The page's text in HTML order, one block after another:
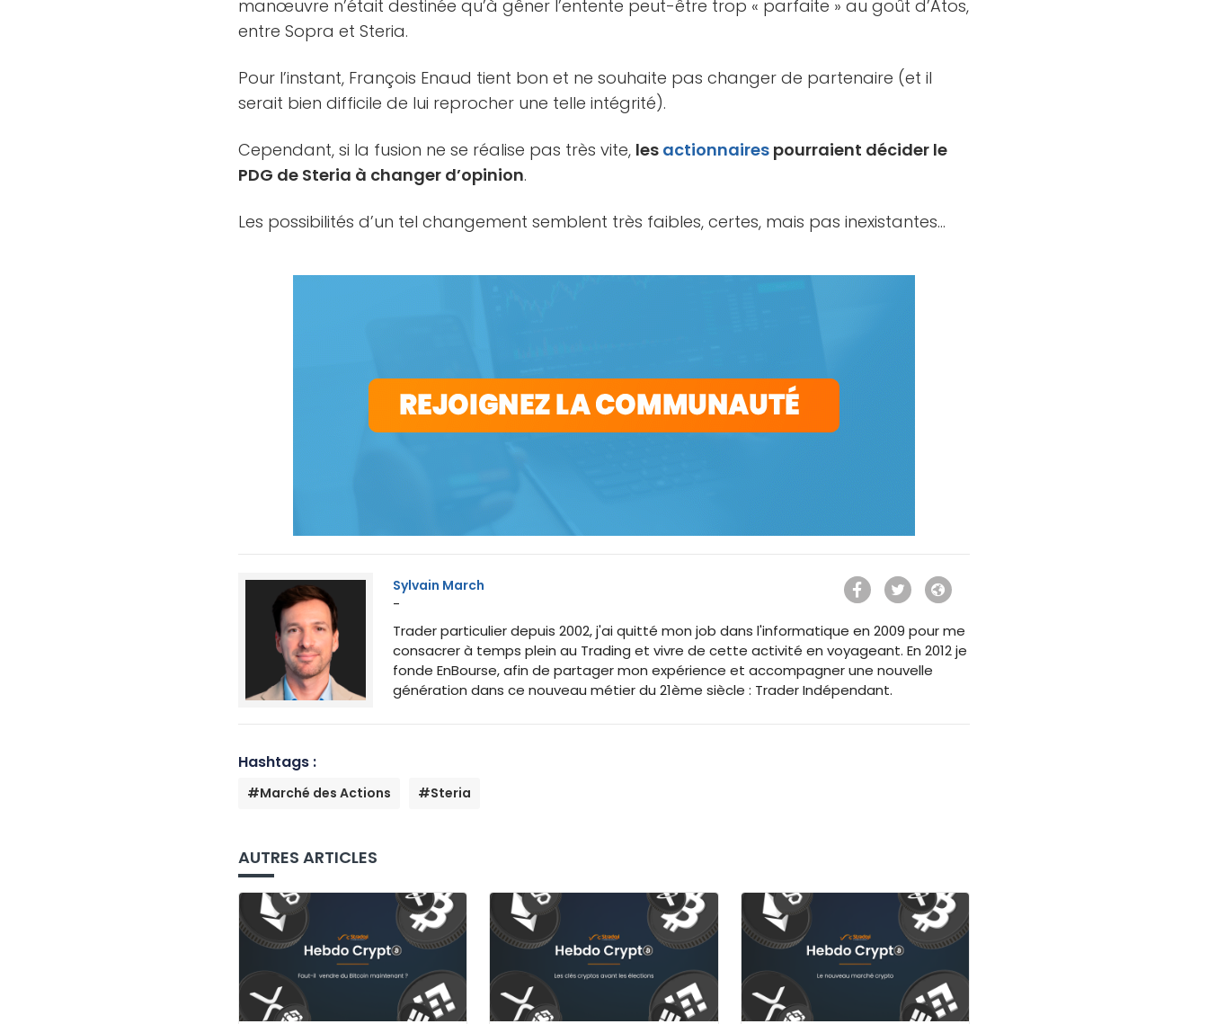
manœuvre n’était destinée qu’à gêner l’entente peut-être trop « parfaite » au goût d’Atos,
entre Sopra et Steria.
Pour l’instant, François Enaud tient bon et ne souhaite pas changer de partenaire (et il
serait bien difficile de lui reprocher une telle intégrité).
Cependant, si la fusion ne se réalise pas très vite, les actionnaires pourraient décider le
PDG de Steria à changer d’opinion.
Les possibilités d’un tel changement semblent très faibles, certes, mais pas inexistantes…
Sylvain March
-
Trader particulier depuis 2002, j'ai quitté mon job dans l'informatique en 2009 pour me
consacrer à temps plein au Trading et vivre de cette activité en voyageant. En 2012 je
fonde EnBourse, afin de partager mon expérience et accompagner une nouvelle
génération dans ce nouveau métier du 21ème siècle : Trader Indépendant.
Hashtags :
#Marché des Actions #Steria
AUTRES ARTICLES